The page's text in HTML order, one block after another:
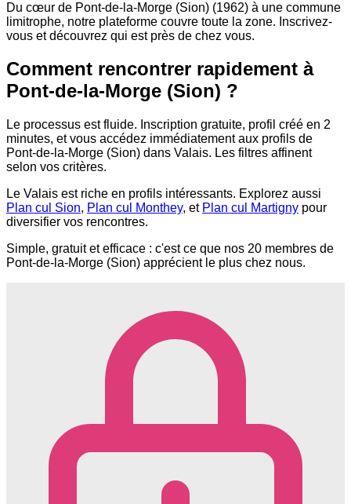
Du cœur de Pont-de-la-Morge (Sion) (1962) à une commune
limitrophe, notre plateforme couvre toute la zone. Inscrivez-
vous et découvrez qui est près de chez vous.
Comment rencontrer rapidement à
Pont-de-la-Morge (Sion) ?
Le processus est fluide. Inscription gratuite, profil créé en 2
minutes, et vous accédez immédiatement aux profils de
Pont-de-la-Morge (Sion) dans Valais. Les filtres affinent
selon vos critères.
Le Valais est riche en profils intéressants. Explorez aussi
Plan cul Sion, Plan cul Monthey, et Plan cul Martigny pour
diversifier vos rencontres.
Simple, gratuit et efficace : c'est ce que nos 20 membres de
Pont-de-la-Morge (Sion) apprécient le plus chez nous.